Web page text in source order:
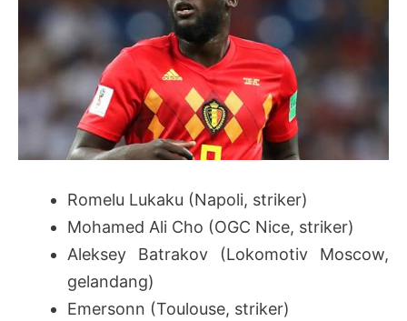
Romelu Lukaku (Napoli, striker)
Mohamed Ali Cho (OGC Nice, striker)
Aleksey Batrakov (Lokomotiv Moscow,
gelandang)
Emersonn (Toulouse, striker)